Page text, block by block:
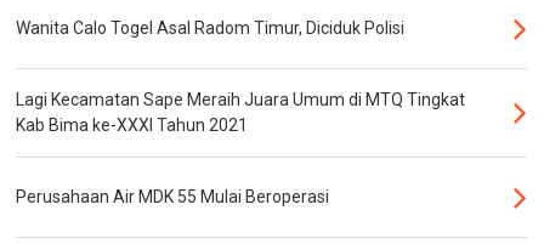
Wanita Calo Togel Asal Radom Timur, Diciduk Polisi
Lagi Kecamatan Sape Meraih Juara Umum di MTQ Tingkat
Kab Bima ke-XXXI Tahun 2021
Perusahaan Air MDK 55 Mulai Beroperasi